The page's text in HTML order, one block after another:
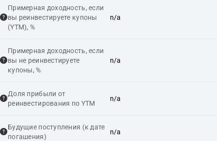
Примерная доходность, если
вы реинвестируете купоны
(YTM), %
n/a
Примерная доходность, если
вы не реинвестируете
купоны, %
n/a
Доля прибыли от
реинвестирования по YTM
n/a
Будущие поступления (к дате
погашения)
n/a